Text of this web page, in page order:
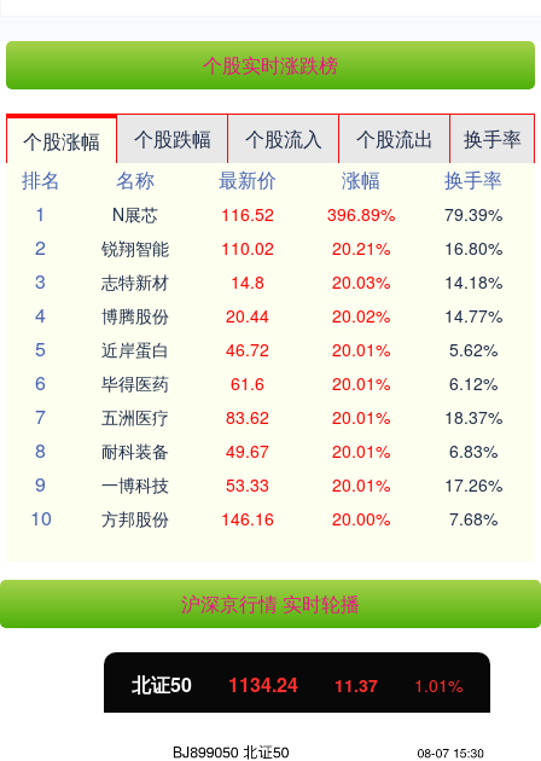
个股实时涨跌榜
个股涨幅 个股跌幅 个股流入 个股流出
换手率
排名
名称 最新价 涨幅
换手率
1
N展芯 116.52 396.89% 79.39%
2 锐翔智能 110.02 20.21% 16.80%
3 志特新材 14.8 20.03% 14.18%
4 博腾股份 20.44 20.02% 14.77%
5 近岸蛋白 46.72 20.01% 5.62%
6 毕得医药 61.6 20.01% 6.12%
7 五洲医疗 83.62 20.01% 18.37%
8 耐科装备 49.67 20.01% 6.83%
9 一博科技 53.33 20.01% 17.26%
10 方邦股份 146.16 20.00% 7.68%
沪深京行情 实时轮播
北证50 1134.24 11.37 1.01%